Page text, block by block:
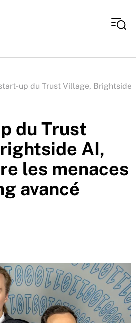
up du Trust Village, Brightside
du Trust
AI,
les menaces
avancé